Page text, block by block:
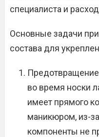
специалиста и
Основные задачи
состава для
Предотвращение
во время носки
имеет прямого
маникюром, из-
компоненты не